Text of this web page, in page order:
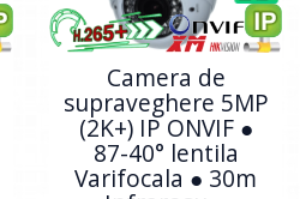
Camera de
supraveghere 5MP
(2K+) IP ONVIF ●
87-40° lentila
Varifocala ● 30m